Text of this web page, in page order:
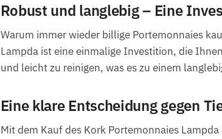
Robust und langlebig – Eine
Warum immer wieder billige Portemonnaies
Lampda ist eine einmalige Investition, die
und leicht zu reinigen, was es zu einem
Eine klare Entscheidung gegen
Mit dem Kauf des Kork Portemonnaies